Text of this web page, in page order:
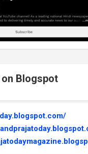
Blogspot